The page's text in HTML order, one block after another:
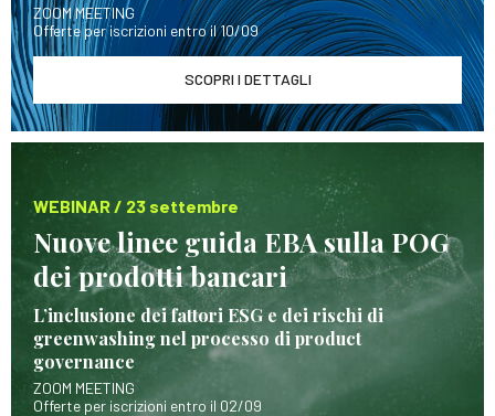
ZOOM MEETING
Offerte per iscrizioni entro il 10/09
SCOPRI I DETTAGLI
WEBINAR / 23 settembre
Nuove linee guida EBA sulla POG
dei prodotti bancari
L’inclusione dei fattori ESG e dei rischi di
greenwashing nel processo di product
governance
ZOOM MEETING
Offerte per iscrizioni entro il 02/09